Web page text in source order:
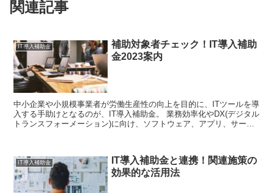
関連記事
IT導入補助金
補助対象者チェック！IT導入補助
金2023案内
中小企業や小規模事業者が労働生産性の向上を目的に、ITツールを導
入する手助けとなるのが、IT導入補助金。 業務効率化やDX(デジタル
トランスフォーメーション)に向け、ソフトウェア、アプリ、サービ
IT導入補助金
IT導入補助金と連携！関連施策の
効果的な活用法